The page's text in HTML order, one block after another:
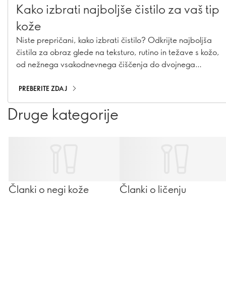
Kako izbrati najboljše čistilo za vaš tip
kože
Niste prepričani, kako izbrati čistilo? Odkrijte najboljša
čistila za obraz glede na teksturo, rutino in težave s kožo,
od nežnega vsakodnevnega čiščenja do dvojnega
PREBERITE ZDAJ
Druge kategorije
Članki o negi kože Članki o ličenju